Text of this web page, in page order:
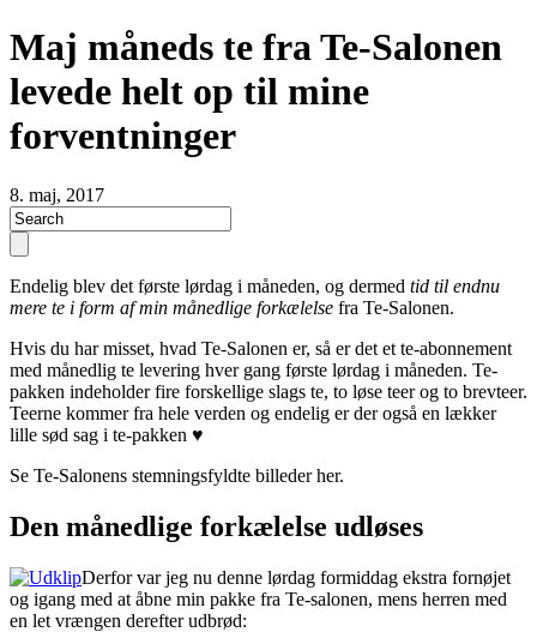
Maj måneds te fra Te-Salonen
levede helt op til mine
forventninger
8. maj, 2017
Endelig blev det første lørdag i måneden, og dermed tid til endnu
mere te i form af min månedlige forkælelse fra Te-Salonen.
Hvis du har misset, hvad Te-Salonen er, så er det et te-abonnement
med månedlig te levering hver gang første lørdag i måneden. Te-
pakken indeholder fire forskellige slags te, to løse teer og to brevteer.
Teerne kommer fra hele verden og endelig er der også en lækker
lille sød sag i te-pakken ♥
Se Te-Salonens stemningsfyldte billeder her.
Den månedlige forkælelse udløses
Derfor var jeg nu denne lørdag formiddag ekstra fornøjet
og igang med at åbne min pakke fra Te-salonen, mens herren med
en let vrængen derefter udbrød: